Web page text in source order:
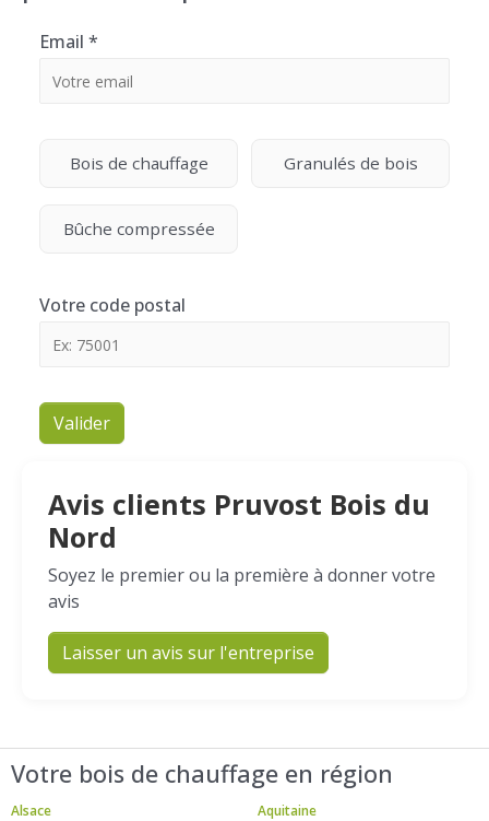
Email *
Bois de chauffage Granulés de bois
Bûche compressée
Votre code postal
Valider
Avis clients Pruvost Bois du
Nord
Soyez le premier ou la première à donner votre
avis
Laisser un avis sur l'entreprise
Votre bois de chauffage en région
Alsace
Aquitaine